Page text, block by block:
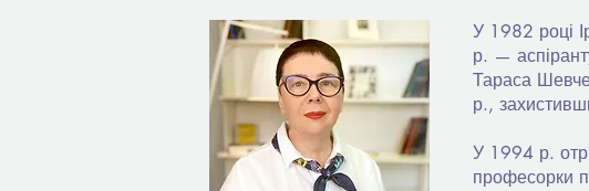
У 1982 році
р. —
Тараса
р.,
У 1994 р.
професорки